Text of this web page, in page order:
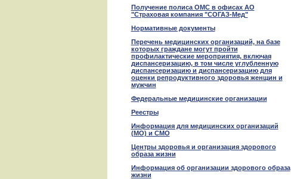
Получение полиса ОМС в офисах АО
"Страховая компания "СОГАЗ-Мед"
Нормативные документы
Перечень медицинских организаций, на базе
которых граждане могут пройти
профилактические мероприятия, включая
диспансеризацию, в том числе углубленную
диспансеризацию и диспансеризацию для
оценки репродуктивного здоровья женщин и
мужчин
Федеральные медицинские организации
Реестры
Информация для медицинских организаций
(МО) и СМО
Центры здоровья и организация здорового
образа жизни
Информация об организации здорового образа
жизни